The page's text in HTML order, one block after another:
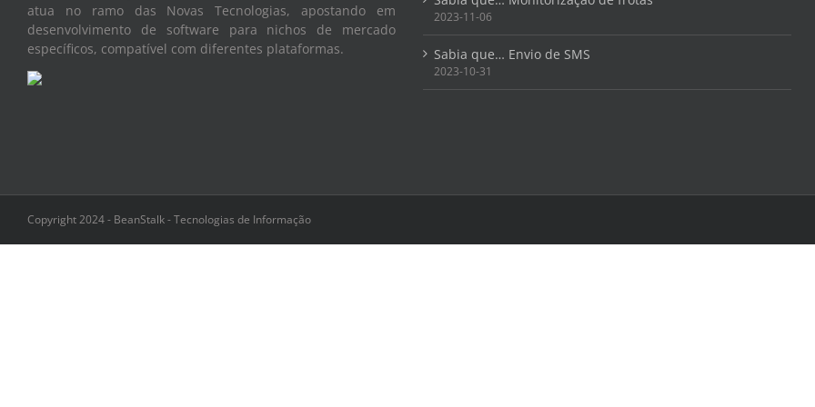
atua no ramo das Novas Tecnologias, apostando em
desenvolvimento de software para nichos de mercado
específicos, compatível com diferentes plataformas.
2023-11-06
Sabia que… Envio de SMS
2023-10-31
Copyright 2024 - BeanStalk - Tecnologias de Informação